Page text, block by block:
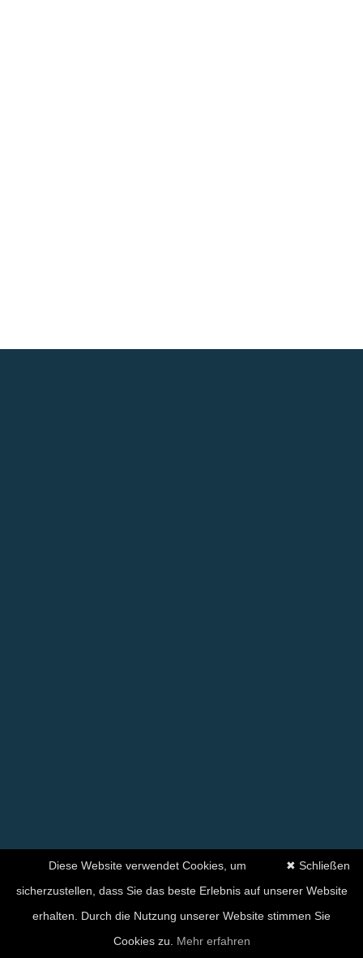
✖ Schließen
Diese Website verwendet Cookies, um
sicherzustellen, dass Sie das beste Erlebnis auf unserer Website
erhalten. Durch die Nutzung unserer Website stimmen Sie
Cookies zu. Mehr erfahren